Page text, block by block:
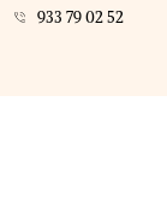
933 79 02 52